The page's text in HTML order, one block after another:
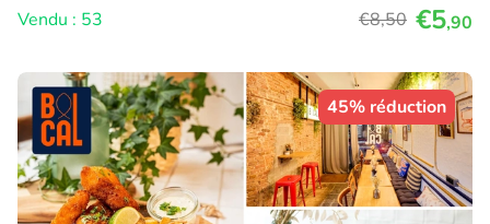
Vendu : 53
€8,50 €5,90
45% réduction